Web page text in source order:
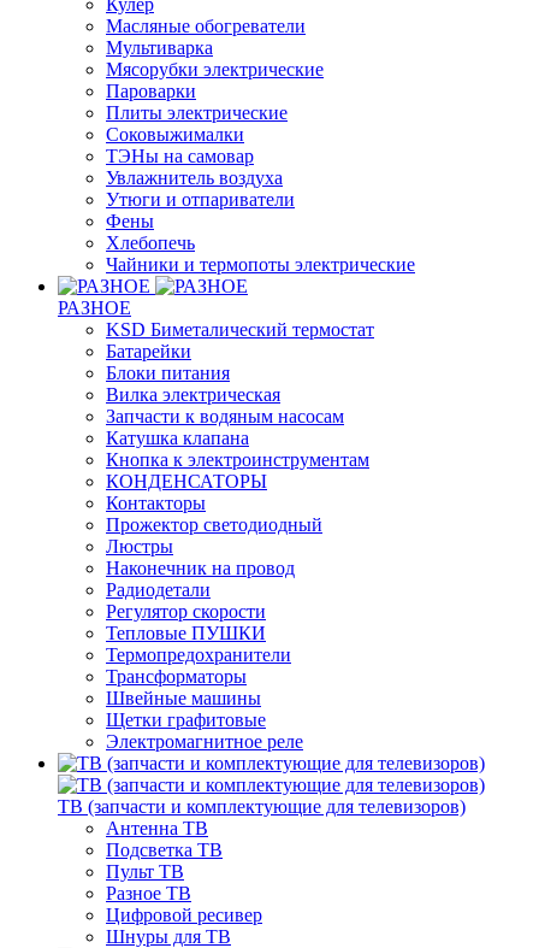
Кулер
Масляные обогреватели
Мультиварка
Мясорубки электрические
Пароварки
Плиты электрические
Соковыжималки
ТЭНы на самовар
Увлажнитель воздуха
Утюги и отпариватели
Фены
Хлебопечь
Чайники и термопоты электрические
РАЗНОЕ
KSD Биметалический термостат
Батарейки
Блоки питания
Вилка электрическая
Запчасти к водяным насосам
Катушка клапана
Кнопка к электроинструментам
КОНДЕНСАТОРЫ
Контакторы
Прожектор светодиодный
Люстры
Наконечник на провод
Радиодетали
Регулятор скорости
Тепловые ПУШКИ
Термопредохранители
Трансформаторы
Швейные машины
Щетки графитовые
Электромагнитное реле
ТВ (запчасти и комплектующие для телевизоров)
Антенна ТВ
Подсветка ТВ
Пульт ТВ
Разное ТВ
Цифровой ресивер
Шнуры для ТВ